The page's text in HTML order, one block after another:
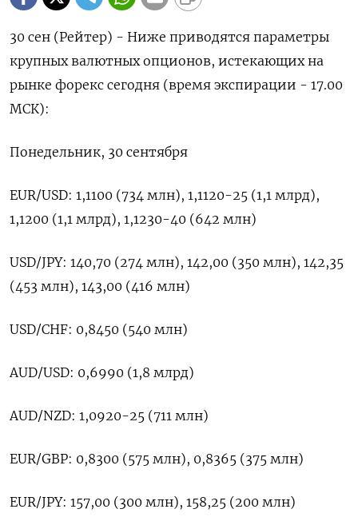
30 сен (Рейтер) - Ниже приводятся параметры
крупных валютных опционов, истекающих на
рынке форекс сегодня (время экспирации - 17.00
МСК):
Понедельник, 30 сентября
EUR/USD: 1,1100 (734 млн), 1,1120-25 (1,1 млрд),
1,1200 (1,1 млрд), 1,1230-40 (642 млн)
USD/JPY: 140,70 (274 млн), 142,00 (350 млн), 142,35
(453 млн), 143,00 (416 млн)
USD/CHF: 0,8450 (540 млн)
AUD/USD: 0,6990 (1,8 млрд)
AUD/NZD: 1,0920-25 (711 млн)
EUR/GBP: 0,8300 (575 млн), 0,8365 (375 млн)
EUR/JPY: 157,00 (300 млн), 158,25 (200 млн)